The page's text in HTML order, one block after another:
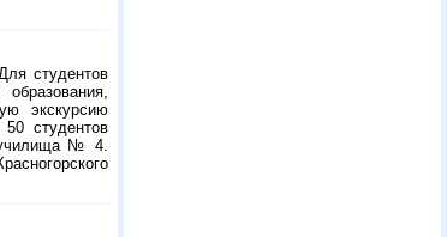
студентов
экскурсию
студентов
училища № 4.